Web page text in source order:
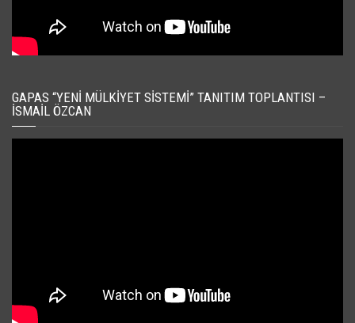
GAPAS “YENI MÜLKIYET SISTEMI” TANITIM TOPLANTISI –
İSMAIL ÖZCAN